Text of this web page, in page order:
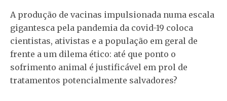
A produção de vacinas impulsionada numa escala
gigantesca pela pandemia da covid-19 coloca
cientistas, ativistas e a população em geral de
frente a um dilema ético: até que ponto o
sofrimento animal é justificável em prol de
tratamentos potencialmente salvadores?